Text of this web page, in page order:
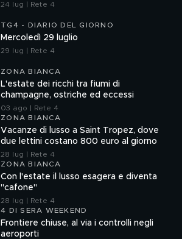
24 lug | Rete 4
TG4 - DIARIO DEL GIORNO
Mercoledì 29 luglio
29 lug | Rete 4
ZONA BIANCA
L'estate dei ricchi tra fiumi di
champagne, ostriche ed eccessi
03 ago | Rete 4
ZONA BIANCA
Vacanze di lusso a Saint Tropez, dove
due lettini costano 800 euro al giorno
28 lug | Rete 4
ZONA BIANCA
Con l'estate il lusso esagera e diventa
"cafone"
28 lug | Rete 4
4 DI SERA WEEKEND
Frontiere chiuse, al via i controlli negli
aeroporti